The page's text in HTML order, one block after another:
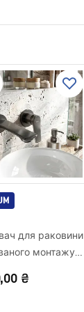
для раковини
монтажу
₴